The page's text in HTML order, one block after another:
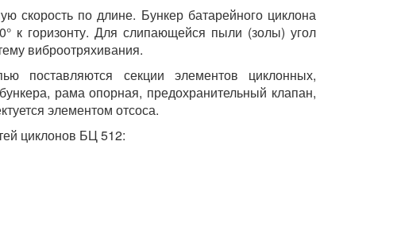
скорость по длине. Бункер батарейного циклона
к горизонту. Для слипающейся пыли (золы) угол
виброотряхивания.
поставляются секции элементов циклонных,
рама опорная, предохранительный клапан,
элементом отсоса.
циклонов БЦ 512: